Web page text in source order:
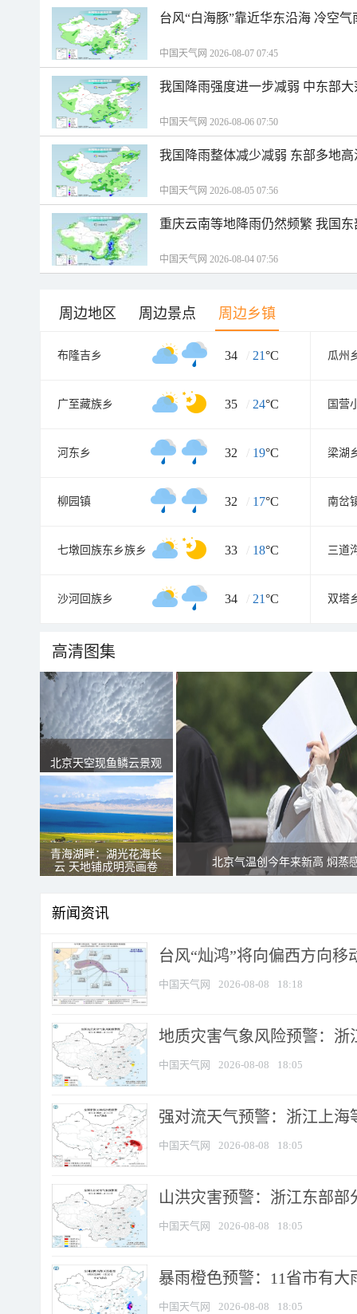
台风“白海豚”靠近华东沿海 冷空
中国天气网 2026-08-07 07:45
我国降雨强度进一步减弱 中东部
中国天气网 2026-08-06 07:50
我国降雨整体减少减弱 东部多地
中国天气网 2026-08-05 07:56
重庆云南等地降雨仍然频繁 我国
中国天气网 2026-08-04 07:56
周边地区 周边景点 周边乡镇
布隆吉乡 34 / 21°C 瓜州
广至藏族乡 35 / 24°C 国营
河东乡 32 / 19°C 梁湖
柳园镇 32 / 17°C 南岔
七墩回族东乡族乡 33 / 18°C 三道
沙河回族乡 34 / 21°C 双塔
高清图集
北京天空现鱼鳞云景观
青海湖畔：湖光花海长
云 天地铺成明亮画卷
北京气温创今年来新高 焖蒸
新闻资讯
台风“灿鸿”将向偏西方向移
中国天气网 2026-08-08 18:18
地质灾害气象风险预警：
中国天气网 2026-08-08 18:05
强对流天气预警：浙江上海
中国天气网 2026-08-08 18:05
山洪灾害预警：浙江东部
中国天气网 2026-08-08 18:05
暴雨橙色预警：11省市有
中国天气网 2026-08-08 18:05